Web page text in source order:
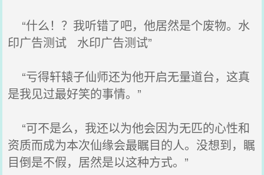
“什么！？我听错了吧，他居然是个废物。水
印广告测试 水印广告测试”
“亏得轩辕子仙师还为他开启无量道台，这真
是我见过最好笑的事情。”
“可不是么，我还以为他会因为无匹的心性和
资质而成为本次仙缘会最瞩目的人。没想到，瞩
目倒是不假，居然是以这种方式。”